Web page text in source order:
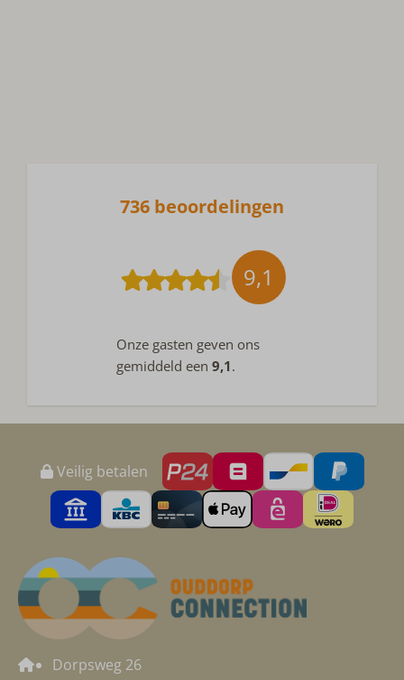
736 beoordelingen
9,1
Onze gasten geven ons
gemiddeld een 9,1.
Veilig betalen
Dorpsweg 26